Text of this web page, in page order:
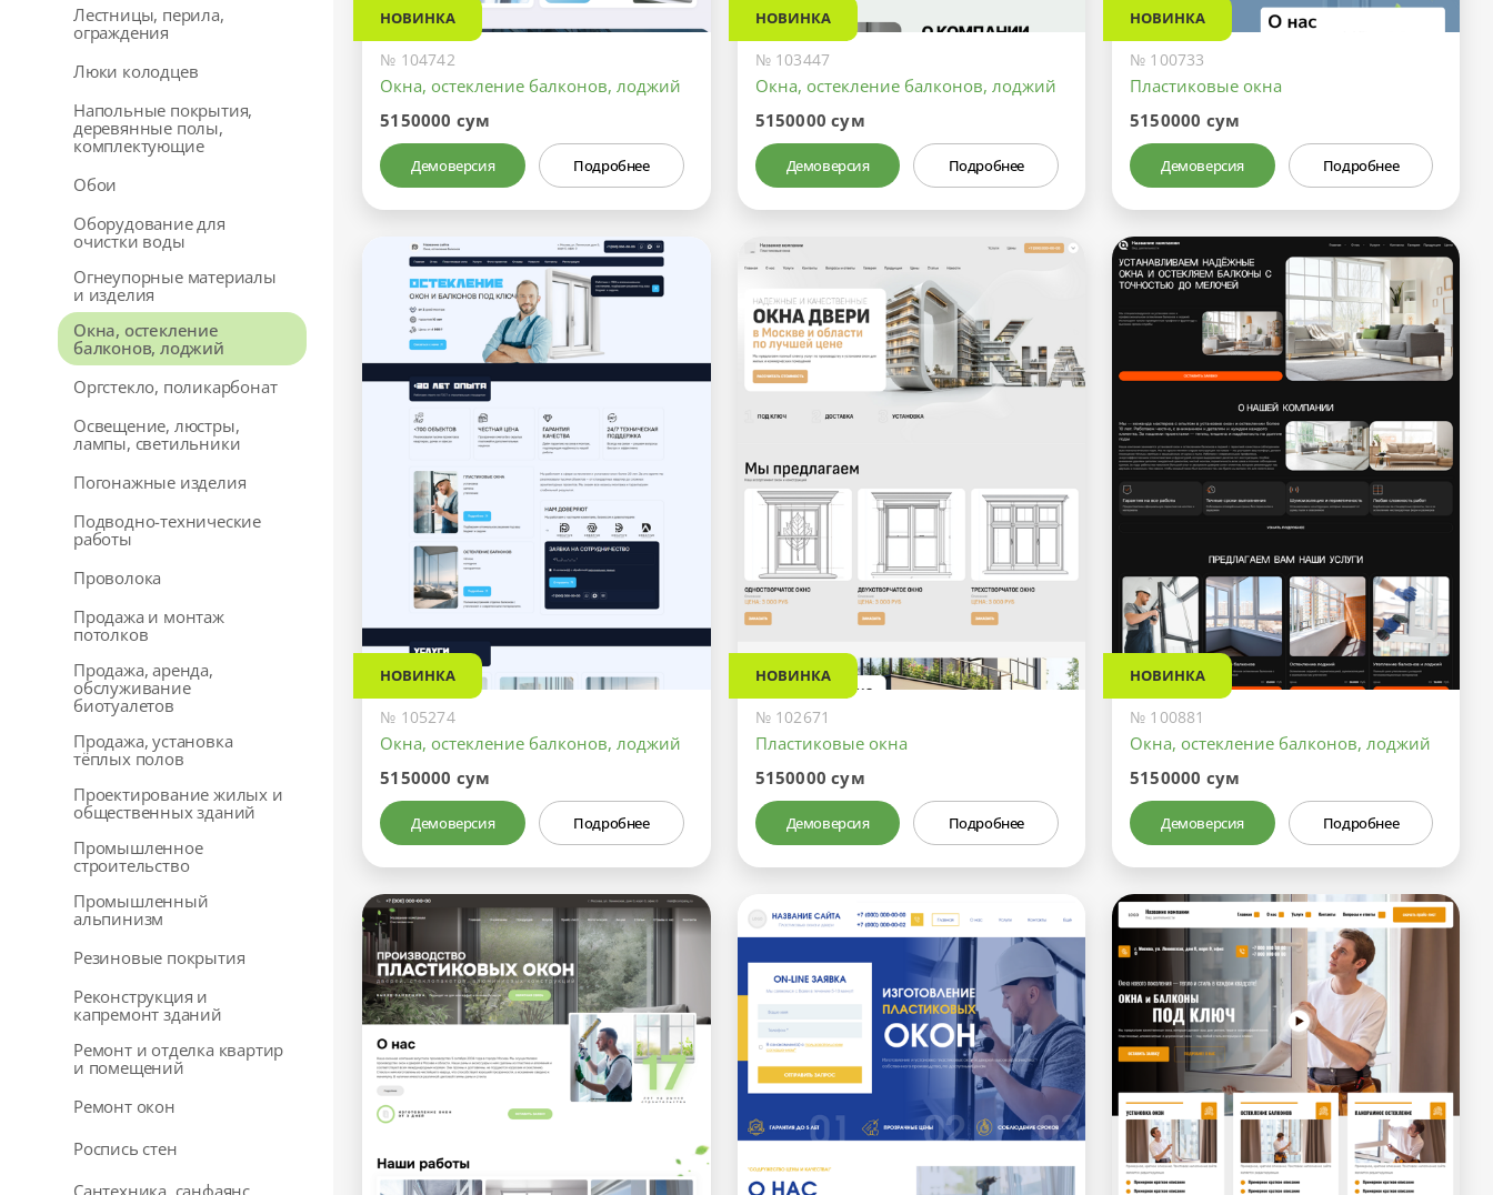
Лестницы, перила,
ограждения
Люки колодцев
Напольные покрытия,
деревянные полы,
комплектующие
Обои
Оборудование для
очистки воды
Огнеупорные материалы
и изделия
Окна, остекление
балконов, лоджий
Оргстекло, поликарбонат
Освещение, люстры,
лампы, светильники
Погонажные изделия
Подводно-технические
работы
Проволока
Продажа и монтаж
потолков
Продажа, аренда,
обслуживание
биотуалетов
Продажа, установка
тёплых полов
Проектирование жилых и
общественных зданий
Промышленное
строительство
Промышленный
альпинизм
Резиновые покрытия
Реконструкция и
капремонт зданий
Ремонт и отделка квартир
и помещений
Ремонт окон
Роспись стен
Сантехника, санфаянс
НОВИНКА
№ 104742
Окна, остекление балконов, лоджий
5150000 сум
Демоверсия Подробнее
НОВИНКА
№ 103447
Окна, остекление балконов, лоджий
5150000 сум
Демоверсия Подробнее
НОВИНКА
№ 100733
Пластиковые окна
5150000 сум
Демоверсия Подробнее
НОВИНКА
№ 105274
Окна, остекление балконов, лоджий
5150000 сум
Демоверсия Подробнее
НОВИНКА
№ 102671
Пластиковые окна
5150000 сум
Демоверсия Подробнее
НОВИНКА
№ 100881
Окна, остекление балконов, лоджий
5150000 сум
Демоверсия Подробнее